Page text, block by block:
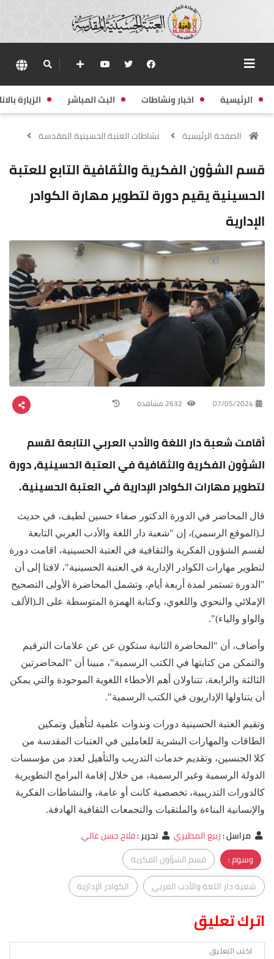
الرئيسية اخبار ونشاطات البث المباشر الزيارة
الصفحة الرئيسية نشاطات العتبة الحسينية المقدسة
قسم الشؤون الفكرية والثقافية التابع للعتبة
الحسينية يقيم دورة لتطوير مهارة الكوادر
الإدارية
07/05/2024
أقامت شعبة دار اللغة والأدب العربي التابعة لقسم
الشؤون الفكرية والثقافية في العتبة الحسينية، دورة
لتطوير مهارات الكوادر الإدارية في العتبة الحسينية.
قال المحاضر في الدورة الدكتور صفاء حسين لطيف، في حديث
لـ(الموقع الرسمي)، إن "شعبة دار اللغة والأدب العربي التابعة
لقسم الشؤون الفكرية والثقافية في العتبة الحسينية، اقامت دورة
لتطوير مهارات الكوادر الإدارية في العتبة الحسينية"، لافتا إلى أن
"الدورة تستمر لمدة أربعة أيام، وتشمل المحاضرة الأولى التصحيح
الإملائي والنحوي واللغوي، وكتابة الهمزة المتوسطة على الـ(الألف
والواو والياء)".
وأضاف، أن "المحاضرة الثانية ستكون عن عن علامات الترقيم
والتمكن من كتابتها في الكتب الرسمية"، مبينا أن "المحاضرتين
الثالثة والرابعة، تتناولان أهم الأخطاء اللغوية الموجودة والتي يمكن
أن يتناولها الإداريون في الكتب الرسمية".
وتقيم العتبة الحسينية دورات وندوات علمية لتأهيل وتمكين
الطاقات والمهارات البشرية للعاملين في العتبات المقدسة من
كلا الجنسين، وتقديم خدمات التدريب والتأهيل لعدد من مؤسسات
الدولة الرسمية وغير الرسمية، من خلال إقامة البرامج التطويرية
كالدورات التدريبية، تخصصية كانت أو عامة، والنشاطات الفكرية
والإنسانية البناءة والملتقيات والتجمعات الثقافية الهادفة.
مراسل:ربيع المطيري تحرير:فلاح حسن غالي
وسوم :
قسم الشؤون الفكرية
شعبة دار اللغة والأدب العربي
الكوادر الإدارية
اترك تعليق